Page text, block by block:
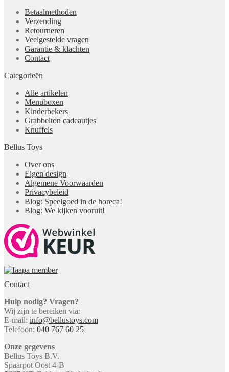
Betaalmethoden
Verzending
Retourneren
Veelgestelde vragen
Garantie & klachten
Contact
Categorieën
Alle artikelen
Menuboxen
Kinderbekers
Grabbelton cadeautjes
Knuffels
Bellus Toys
Over ons
Eigen design
Algemene Voorwaarden
Privacybeleid
Blog: Speelgoed in de horeca!
Blog: We kijken vooruit!
Contact
Hulp nodig? Vragen?
Wij zijn te bereiken via:
E-mail: info@bellustoys.com
Telefoon: 040 767 60 25
Onze gegevens
Bellus Toys B.V.
Spaarpot Oost 4-B